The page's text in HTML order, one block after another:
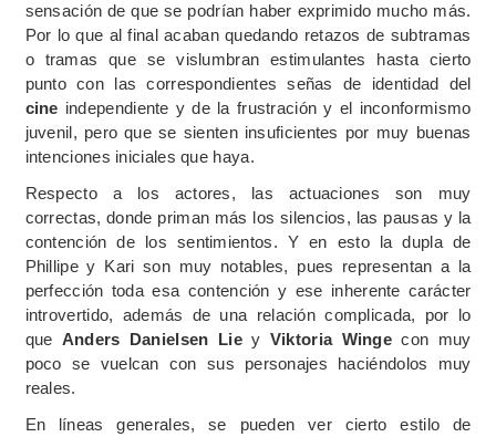
sensación de que se podrían haber exprimido mucho más.
Por lo que al final acaban quedando retazos de subtramas
o tramas que se vislumbran estimulantes hasta cierto
punto con las correspondientes señas de identidad del
cine independiente y de la frustración y el inconformismo
juvenil, pero que se sienten insuficientes por muy buenas
intenciones iniciales que haya.
Respecto a los actores, las actuaciones son muy
correctas, donde priman más los silencios, las pausas y la
contención de los sentimientos. Y en esto la dupla de
Phillipe y Kari son muy notables, pues representan a la
perfección toda esa contención y ese inherente carácter
introvertido, además de una relación complicada, por lo
que Anders Danielsen Liey Viktoria Winge con muy
poco se vuelcan con sus personajes haciéndolos muy
reales.
En líneas generales, se pueden ver cierto estilo de